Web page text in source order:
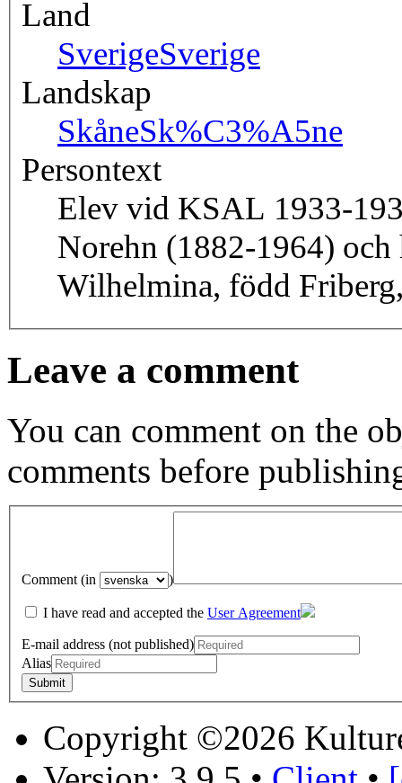
Land
SverigeSverige
Landskap
SkåneSk%C3%A5ne
Persontext
Elev vid KSAL 1933-
Norehn (1882-1964)
Wilhelmina, född
Leave a comment
You can comment on the
comments before
Comment (in )
I have read and accepted the User Agreement
E-mail address (not published)
Alias
Copyright ©2026